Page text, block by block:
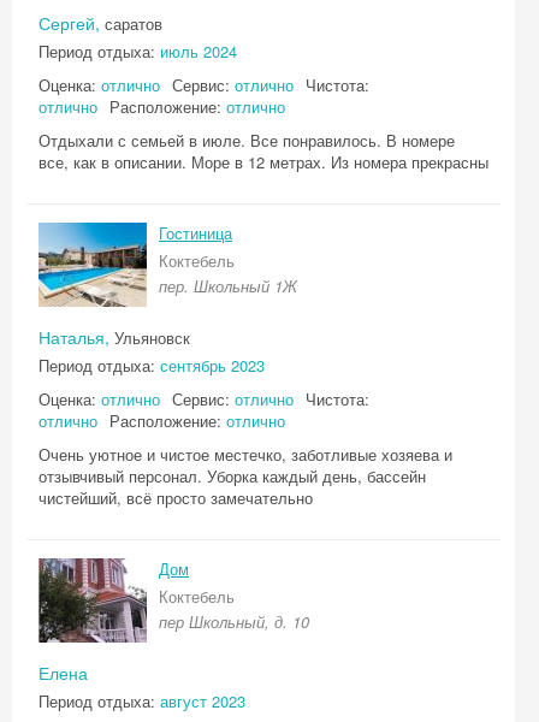
Сергей, саратов
Период отдыха: июль 2024
Оценка: отлично Сервис: отлично Чистота:
отлично Расположение: отлично
Отдыхали с семьей в июле. Все понравилось. В номере
все, как в описании. Море в 12 метрах. Из номера прекрасны
Гостиница
Коктебель
пер. Школьный 1Ж
Наталья, Ульяновск
Период отдыха: сентябрь 2023
Оценка: отлично Сервис: отлично Чистота:
отлично Расположение: отлично
Очень уютное и чистое местечко, заботливые хозяева и
отзывчивый персонал. Уборка каждый день, бассейн
чистейший, всё просто замечательно
Дом
Коктебель
пер Школьный, д. 10
Елена
Период отдыха: август 2023